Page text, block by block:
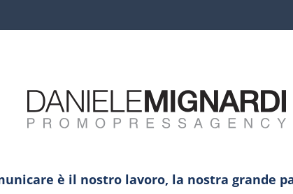
è il nostro lavoro, la nostra grande